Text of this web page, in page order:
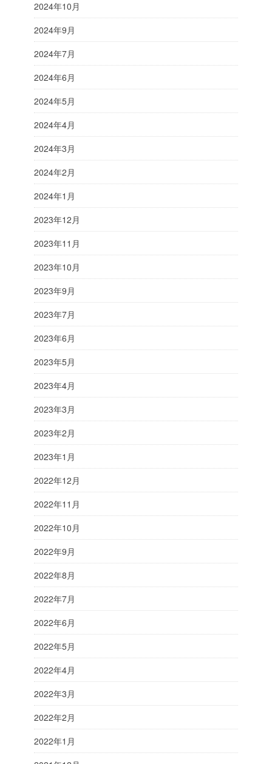
2024年10月
2024年9月
2024年7月
2024年6月
2024年5月
2024年4月
2024年3月
2024年2月
2024年1月
2023年12月
2023年11月
2023年10月
2023年9月
2023年7月
2023年6月
2023年5月
2023年4月
2023年3月
2023年2月
2023年1月
2022年12月
2022年11月
2022年10月
2022年9月
2022年8月
2022年7月
2022年6月
2022年5月
2022年4月
2022年3月
2022年2月
2022年1月